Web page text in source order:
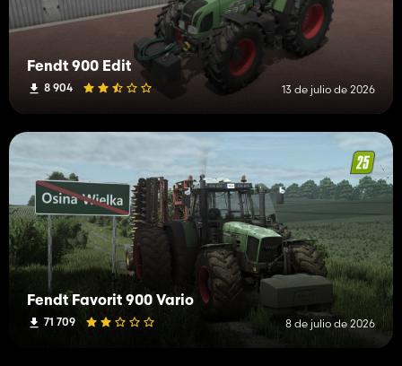
Fendt 900 Edit
8 904 13 de julio de 2026
Fendt Favorit 900 Vario
71 709 8 de julio de 2026